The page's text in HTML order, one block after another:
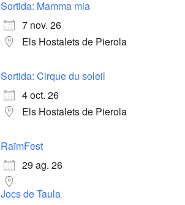
Sortida: Mamma mia
7 nov. 26
Els Hostalets de Pierola
Sortida: Cirque du soleil
4 oct. 26
Els Hostalets de Pierola
RaïmFest
29 ag. 26
Jocs de Taula